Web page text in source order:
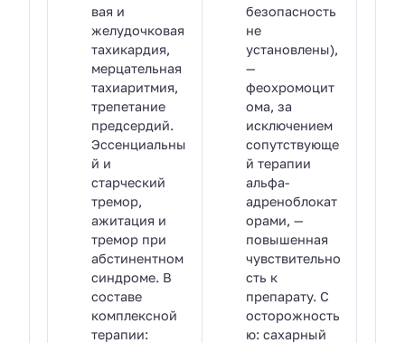
вая и
желудочковая
тахикардия,
мерцательная
тахиаритмия,
трепетание
предсердий.
Эссенциальны
й и
старческий
тремор,
ажитация и
тремор при
абстинентном
синдроме. В
составе
комплексной
терапии:
безопасность
не
установлены),
—
феохромоцит
ома, за
исключением
сопутствующе
й терапии
альфа-
адреноблокат
орами, —
повышенная
чувствительно
сть к
препарату. С
осторожность
ю: сахарный